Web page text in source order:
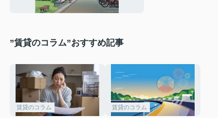
”賃貸のコラム”おすすめ記事
賃貸のコラム 賃貸のコラム